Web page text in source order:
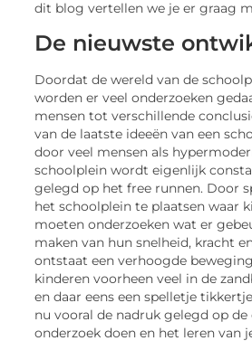
dit blog vertellen we je er graag
De nieuwste
Doordat de wereld van de
worden er veel onderzoeken
mensen tot verschillende
van de laatste ideeën van een
door veel mensen als
schoolplein wordt eigenlijk
gelegd op het free runnen. Door
het schoolplein te plaatsen waar
moeten onderzoeken wat er
maken van hun snelheid, kracht
ontstaat een verhoogde
kinderen voorheen veel in de
en daar eens een spelletje
nu vooral de nadruk gelegd op
onderzoek doen en het leren van